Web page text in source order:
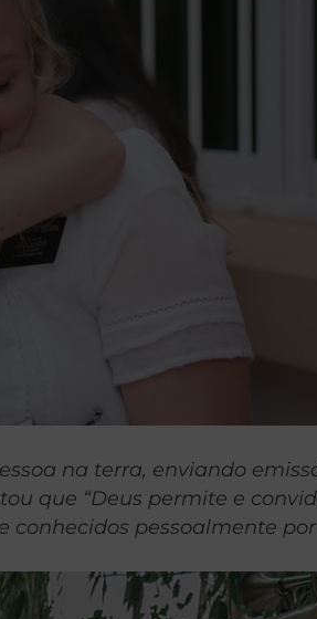
na terra, enviando
que “Deus permite e
conhecidos pessoalmente por